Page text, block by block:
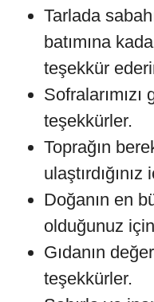
Tarlada
batımına
teşekkür
teşekkürler.
Toprağın
Doğanın en
olduğunuz
Gıdanın
teşekkürler.